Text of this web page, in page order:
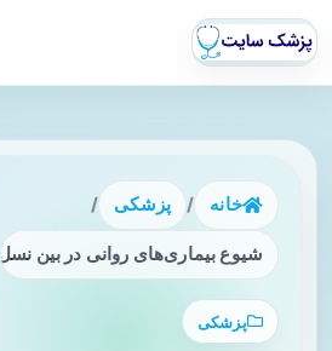
خانه / پزشکی /
شیوع بیماری‌های روانی در بین نسل Z انگلیس
پزشکی